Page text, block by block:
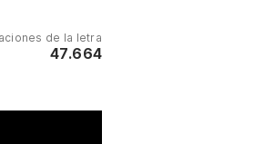
de la letra
47.664